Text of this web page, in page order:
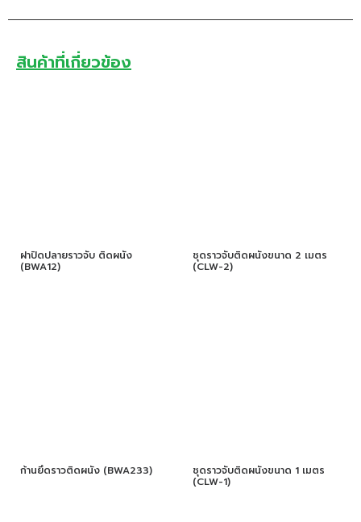
สินค้าที่เกี่ยวข้อง
ฝาปิดปลายราวจับ ติดผนัง
(BWA12)
ชุดราวจับติดผนังขนาด 2 เมตร
(CLW-2)
ก้านยึดราวติดผนัง (BWA233) ชุดราวจับติดผนังขนาด 1 เมตร
(CLW-1)